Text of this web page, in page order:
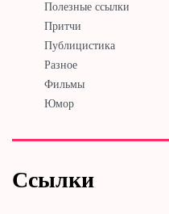
Полезные ссылки
Притчи
Публицистика
Разное
Фильмы
Юмор
Ссылки